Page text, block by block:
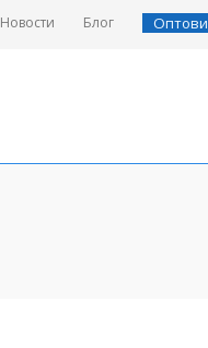
Новости Блог